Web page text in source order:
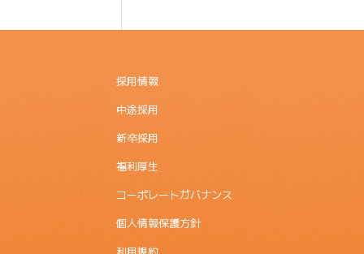
採用情報
中途採用
新卒採用
福利厚生
コーポレートガバナンス
個人情報保護方針